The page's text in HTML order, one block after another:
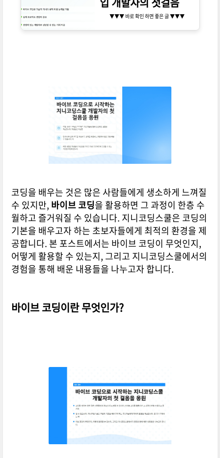
▼▼▼ 바로 확인 하면 좋은 글 ▼▼▼
코딩을 배우는 것은 많은 사람들에게 생소하게 느껴질
수 있지만, 바이브 코딩을 활용하면 그 과정이 한층 수
월하고 즐거워질 수 있습니다. 지니코딩스쿨은 코딩의
기본을 배우고자 하는 초보자들에게 최적의 환경을 제
공합니다. 본 포스트에서는 바이브 코딩이 무엇인지,
어떻게 활용할 수 있는지, 그리고 지니코딩스쿨에서의
경험을 통해 배운 내용들을 나누고자 합니다.
바이브 코딩이란 무엇인가?